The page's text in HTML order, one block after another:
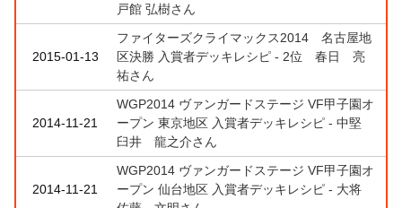
戸館 弘樹さん
2015-01-13
ファイターズクライマックス2014 名古屋地
区決勝 入賞者デッキレシピ - 2位 春日 亮
祐さん
2014-11-21
WGP2014 ヴァンガードステージ VF甲子園オ
ープン 東京地区 入賞者デッキレシピ - 中堅
臼井 龍之介さん
2014-11-21
WGP2014 ヴァンガードステージ VF甲子園オ
ープン 仙台地区 入賞者デッキレシピ - 大将